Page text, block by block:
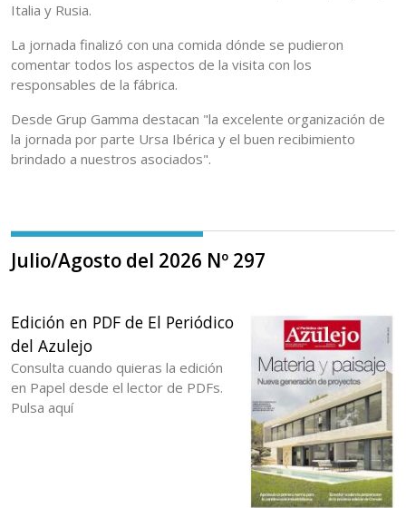
Italia y Rusia.
La jornada finalizó con una comida dónde se pudieron
comentar todos los aspectos de la visita con los
responsables de la fábrica.
Desde Grup Gamma destacan "la excelente organización de
la jornada por parte Ursa Ibérica y el buen recibimiento
brindado a nuestros asociados".
Julio/Agosto del 2026 Nº 297
Edición en PDF de El Periódico
del Azulejo
Consulta cuando quieras la edición
en Papel desde el lector de PDFs.
Pulsa aquí